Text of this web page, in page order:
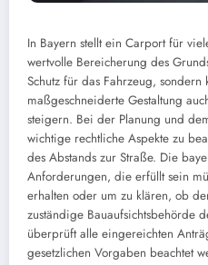
In Bayern stellt ein Carport für
wertvolle Bereicherung des
Schutz für das Fahrzeug,
maßgeschneiderte Gestaltung
steigern. Bei der Planung und
wichtige rechtliche Aspekte zu
des Abstands zur Straße. Die
Anforderungen, die erfüllt sein
erhalten oder um zu klären, ob
zuständige Bauaufsichtsbehörde
überprüft alle eingereichten
gesetzlichen Vorgaben beachtet